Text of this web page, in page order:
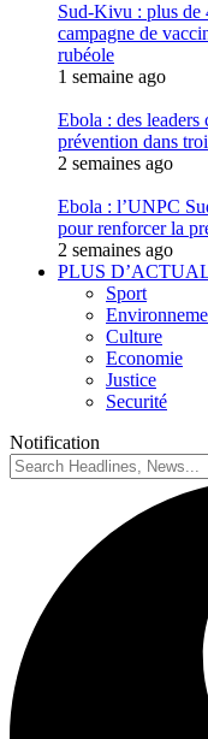
Sud-Kivu : plus de
campagne de
rubéole
1 semaine ago
Ebola : des
prévention dans
2 semaines ago
Ebola : l’UNPC
pour renforcer la
2 semaines ago
PLUS
Sport
Culture
Economie
Justice
Securité
Notification